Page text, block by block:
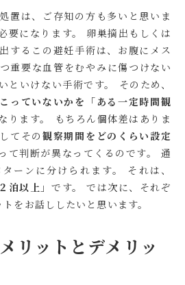
置は、ご存知の方も多いと思いま
要になります。 卵巣摘出もしくは
するこの避妊手術は、お腹にメス
重要な血管をむやみに傷つけない
といけない手術です。 そのため、
っていないかを「ある一定時間観
ります。 もちろん個体差はありま
てその観察期間をどのくらい設定
て判断が異なってくるのです。 通
ーンに分けられます。 それは、
泊以上」 です。 では次に、それぞ
をお話ししたいと思います。
リットとデメリッ